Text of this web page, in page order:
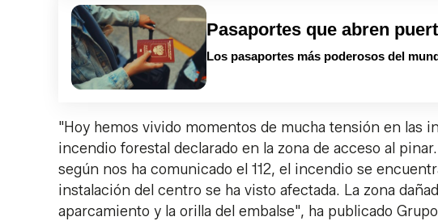
Pasaportes que abren
Los pasaportes más poderosos del
"Hoy hemos vivido momentos de mucha tensión en las
incendio forestal declarado en la zona de acceso al
según nos ha comunicado el 112, el incendio se
instalación del centro se ha visto afectada. La zona
aparcamiento y la orilla del embalse", ha publicado